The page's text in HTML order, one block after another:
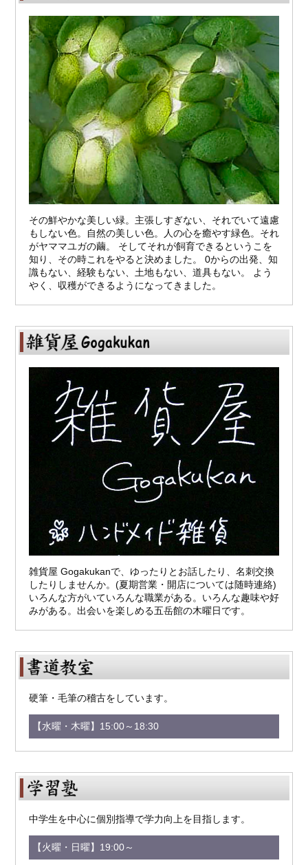
その鮮やかな美しい緑。主張しすぎない、それでいて遠慮
もしない色。自然の美しい色。人の心を癒やす緑色。それ
がヤママユガの繭。 そしてそれが飼育できるというこを
知り、その時これをやると決めました。 0からの出発、知
識もない、経験もない、土地もない、道具もない。 よう
やく、収穫ができるようになってきました。
雑貨屋 Gogakukanで、ゆったりとお話したり、名刺交換
したりしませんか。(夏期営業・開店については随時連絡)
いろんな方がいていろんな職業がある。いろんな趣味や好
みがある。出会いを楽しめる五岳館の木曜日です。
硬筆・毛筆の稽古をしています。
【水曜・木曜】15:00～18:30
中学生を中心に個別指導で学力向上を目指します。
【火曜・日曜】19:00～